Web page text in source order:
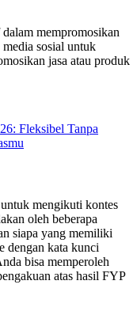
mempromosikan
sosial untuk
jasa atau produk
Fleksibel Tanpa
mengikuti kontes
oleh beberapa
siapa yang memiliki
dengan kata kunci
bisa memperoleh
atas hasil FYP